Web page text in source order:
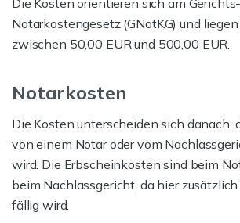
Die Kosten orientieren sich am
Notarkostengesetz (GNotKG) und
zwischen 50,00 EUR und 500,00 EUR.
Notarkosten
Die Kosten unterscheiden sich danach,
von einem Notar oder vom
wird. Die Erbscheinkosten sind beim
beim Nachlassgericht, da hier
fällig wird.